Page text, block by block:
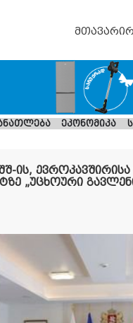
მთავარი
ეკონომიკა
ის,
„უცხოური